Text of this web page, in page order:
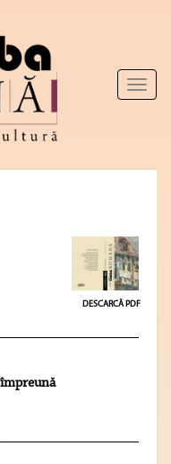
Toggle
DESCARCĂ PDF